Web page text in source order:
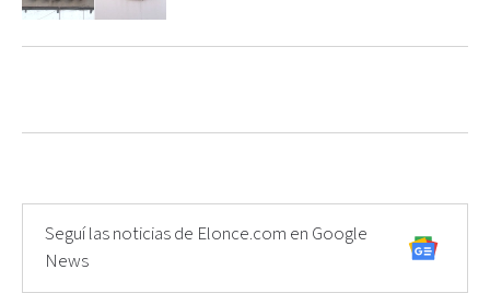
Seguí las noticias de Elonce.com en Google
News